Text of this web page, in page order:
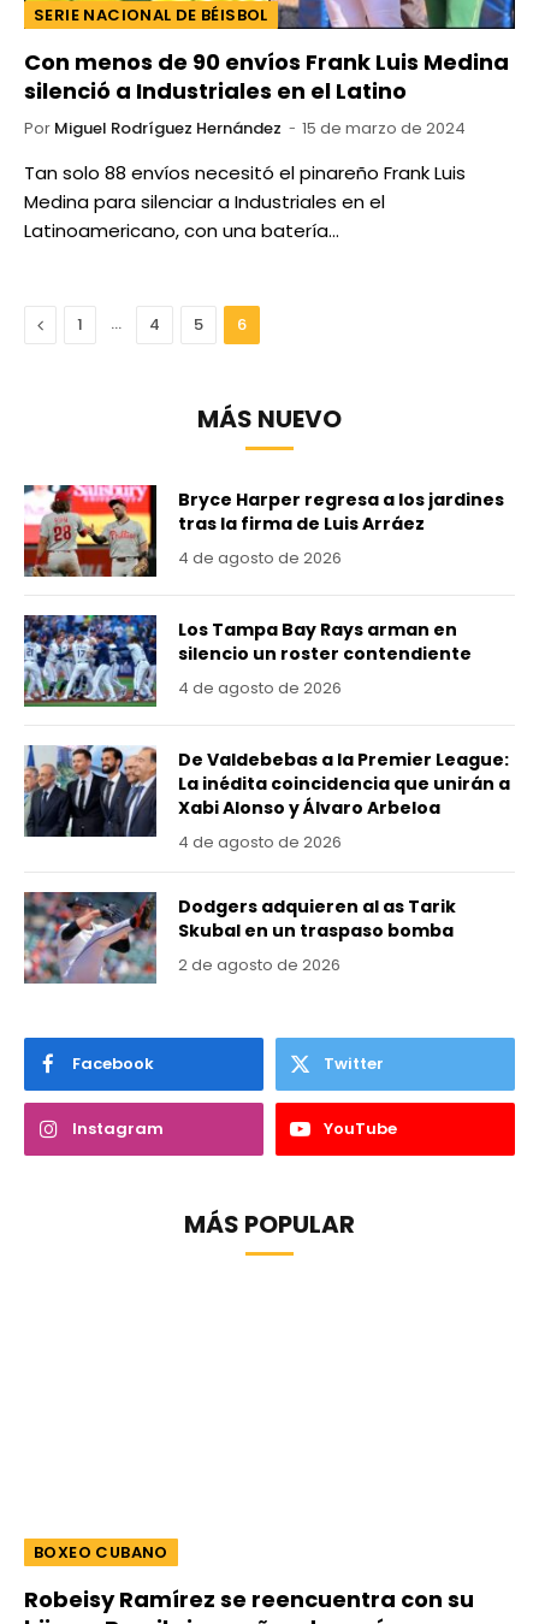
SERIE NACIONAL DE BÉISBOL
Con menos de 90 envíos Frank Luis Medina
silenció a Industriales en el Latino
Por Miguel Rodríguez Hernández 15 de marzo de 2024
Tan solo 88 envíos necesitó el pinareño Frank Luis
Medina para silenciar a Industriales en el
Latinoamericano, con una batería…
Anterior
1 … 4 5 6
MÁS NUEVO
Bryce Harper regresa a los jardines
tras la firma de Luis Arráez
4 de agosto de 2026
Los Tampa Bay Rays arman en
silencio un roster contendiente
4 de agosto de 2026
De Valdebebas a la Premier League:
La inédita coincidencia que unirán a
Xabi Alonso y Álvaro Arbeloa
4 de agosto de 2026
Dodgers adquieren al as Tarik
Skubal en un traspaso bomba
2 de agosto de 2026
Facebook Twitter
Instagram YouTube
MÁS POPULAR
BOXEO CUBANO
Robeisy Ramírez se reencuentra con su